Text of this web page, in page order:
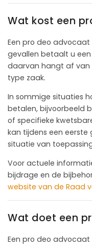
Wat kost een
Een pro deo advocaat
gevallen betaalt u een
daarvan hangt af van
type zaak.
In sommige situaties
betalen, bijvoorbeeld
of specifieke
kan tijdens een
situatie van
Voor actuele
bijdrage en de
website van de Raad
Wat doet een
Een pro deo